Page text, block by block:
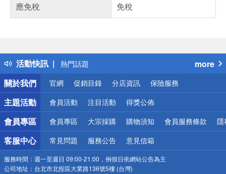
應免稅
免稅
活動快訊
得獎公告
熱門話題
銀行優惠
偏遠地區配送
詐騙網頁！請小心！
more
關於我們
官網 促銷目錄 分店資訊 保險服務
主題活動 會員活動 注目活動 得獎公佈
會員專區 會員專區 大宗採購 購物須知 會員服務條款 隱
客服中心 常見問題 服務公告 意見信箱
服務時間： 週一至週日 09:00-21:00，例假日依網站公告為主
公司地址： 台北市北投區大業路136號5樓 (台灣)